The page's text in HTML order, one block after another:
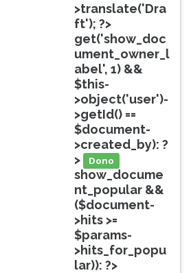
>translate('Dra
ft'); ?>
get('show_doc
ument_owner_l
abel', 1) &&
$this-
>object('user')-
>getId() ==
$document-
>created_by): ?
>
Dono
show_docume
nt_popular &&
($document-
>hits >=
$params-
>hits_for_popu
lar)): ?>